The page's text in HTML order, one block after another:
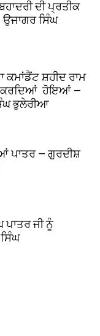
ਦੀ ਪ੍ਰਤੀਕ
ਸਿੰਘ
ਕਮਾਂਡੈਂਟ ਸ਼ਹੀਦ ਰਾਮ
ਕਰਦਿਆਂ ਹੋਇਆਂ —
ਭੁਲੇਰੀਆ
ਪਾਤਰ — ਗੁਰਦੀਸ਼
ਪਾਤਰ ਜੀ ਨੂੰ